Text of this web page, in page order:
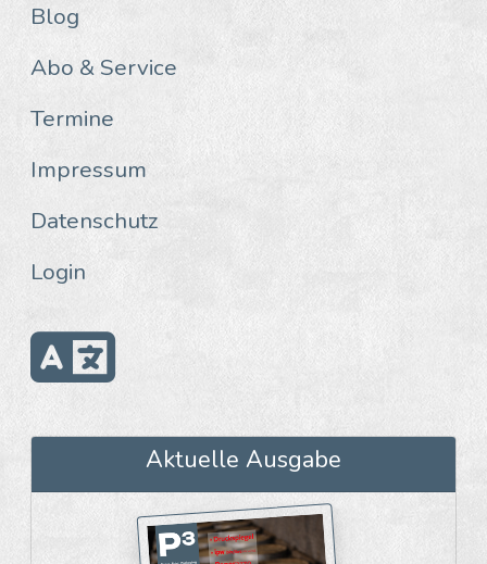
Blog
Abo & Service
Termine
Impressum
Datenschutz
Login
Aktuelle Ausgabe